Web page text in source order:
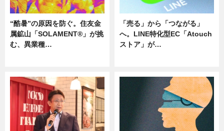
“酷暑”の原因を防ぐ。住友金
属鉱山「SOLAMENT®」が挑
む、異業種…
「売る」から「つながる」
へ。LINE特化型EC「Atouch
ストア」が…